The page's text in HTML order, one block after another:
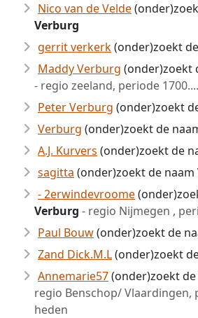
Nico van de Velde
Verburg
gerrit verkerk(onder)zoekt
Maddy Verburg (onder)zoekt
- regio zeeland, periode
Peter Verburg (onder)zoekt
Verburg (onder)zoekt de
A.J. Kurvers (onder)zoekt de
sagitta (onder)zoekt de naam
- 2erwindevroome
Verburg - regio Nijmegen ,
Paul Bouw(onder)zoekt de
Zand Dick.M.L(onder)zoekt
Annemarie57(onder)zoekt
regio Benschop/ Vlaardingen,
heden